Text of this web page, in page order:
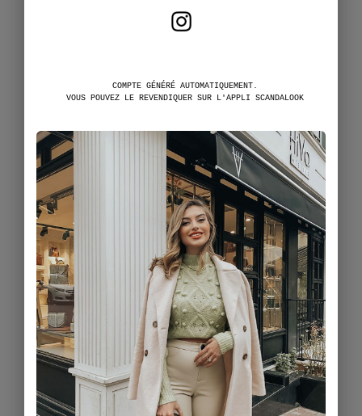
COMPTE GÉNÉRÉ AUTOMATIQUEMENT.
VOUS POUVEZ LE REVENDIQUER SUR L'APPLI SCANDALOOK